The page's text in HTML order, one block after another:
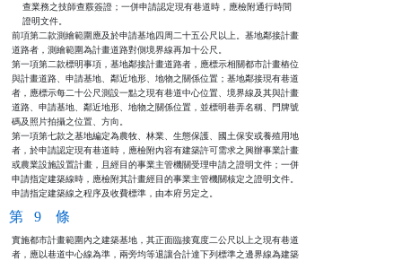
    查業務之技師查覈簽證；一併申請認定現有巷道時，應檢附通行時間
    證明文件。
前項第二款測繪範圍應及於申請基地四周二十五公尺以上。基地鄰接計畫
道路者，測繪範圍為計畫道路對側境界線再加十公尺。
第一項第二款標明事項，基地鄰接計畫道路者，應標示相關都市計畫樁位
與計畫道路、申請基地、鄰近地形、地物之關係位置；基地鄰接現有巷道
者，應標示每二十公尺測設一點之現有巷道中心位置、境界線及其與計畫
道路、申請基地、鄰近地形、地物之關係位置，並標明巷弄名稱、門牌號
碼及照片拍攝之位置、方向。
第一項第七款之基地編定為農牧、林業、生態保護、國土保安或養殖用地
者，於申請認定現有巷道時，應檢附內容有建築許可需求之興辦事業計畫
或農業設施設置計畫，且經目的事業主管機關受理申請之證明文件；一併
申請指定建築線時，應檢附其計畫經目的事業主管機關核定之證明文件。
申請指定建築線之程序及收費標準，由本府另定之。
第 9 條
實施都市計畫範圍內之建築基地，其正面臨接寬度二公尺以上之現有巷道
者，應以巷道中心線為準，兩旁均等退讓合計達下列標準之邊界線為建築